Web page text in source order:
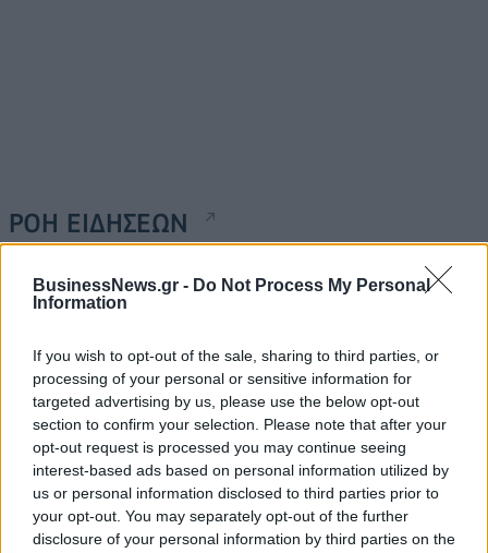
BusinessNews.gr - Do Not Process My Personal
Information
If you wish to opt-out of the sale, sharing to third parties, or
processing of your personal or sensitive information for
targeted advertising by us, please use the below opt-out
section to confirm your selection. Please note that after your
opt-out request is processed you may continue seeing
interest-based ads based on personal information utilized by
us or personal information disclosed to third parties prior to
your opt-out. You may separately opt-out of the further
disclosure of your personal information by third parties on the
ΡΟΗ ΕΙΔΗΣΕΩΝ
Κορυφώνεται η έξοδος του Αυγούστου – Πάνω από
08/08/2026 - 14:30
Δυτική Αττική: Η επόμενη ημέρα μετά τις πυρκαγιές
– Τα έργα Antinero και η «μάχη» πριν από τις
βροχές
08/08/2026 - 14:08 ΕΛΛΑΔΑ
Ειδικό Χωροταξικό για τον Τουρισμό: Οι νέοι